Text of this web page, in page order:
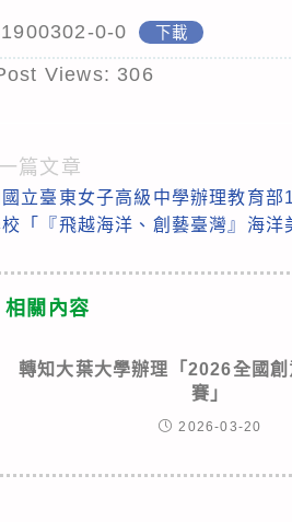
0-0 下載
Views: 306
一篇文章
立臺東女子高級中學辦理教育部
「『飛越海洋、創藝臺灣』海洋
相關內容
轉知大葉大學辦理「2026全國
賽」
2026-03-20